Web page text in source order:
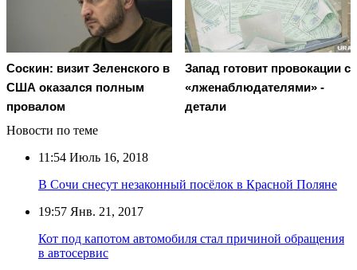
Соскин: визит Зеленского в
США оказался полным
провалом
Запад готовит провокации с
«лженаблюдателями» -
детали
Новости по теме
11:54 Июль 16, 2018
В Сочи снесут незаконный посёлок в Красной Поляне
19:57 Янв. 21, 2017
Кот под капотом автомобиля стал причиной обращения
в автосервис